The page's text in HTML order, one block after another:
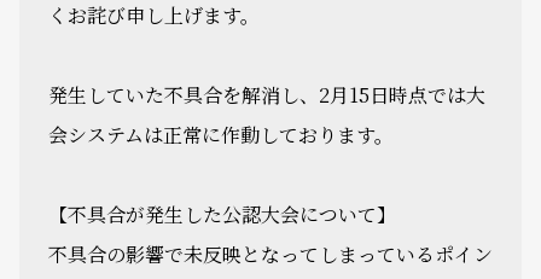
くお詫び申し上げます。
発生していた不具合を解消し、2月15日時点では大
会システムは正常に作動しております。
【不具合が発生した公認大会について】
不具合の影響で未反映となってしまっているポイン